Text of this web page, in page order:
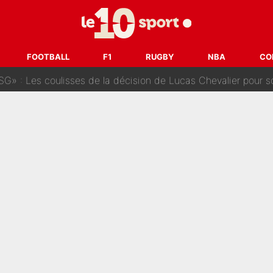
FOOTBALL F1 RUGBY NBA
: Le mercato du PSG va faire des victimes dans
ne vienne pas» : Le soulagement de l'After Foot après le
: Les coulisses de la décision de Lucas Chevalier pour